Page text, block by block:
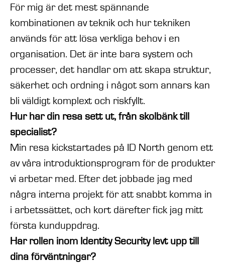
För mig är det mest spännande
kombinationen av teknik och hur tekniken
används för att lösa verkliga behov i en
organisation. Det är inte bara system och
processer, det handlar om att skapa struktur,
säkerhet och ordning i något som annars kan
bli väldigt komplext och riskfyllt.
Hur har din resa sett ut, från skolbänk till
specialist?
Min resa kickstartades på ID North genom ett
av våra introduktionsprogram för de produkter
vi arbetar med. Efter det jobbade jag med
några interna projekt för att snabbt komma in
i arbetssättet, och kort därefter fick jag mitt
första kunduppdrag.
Har rollen inom Identity Security levt upp till
dina förväntningar?